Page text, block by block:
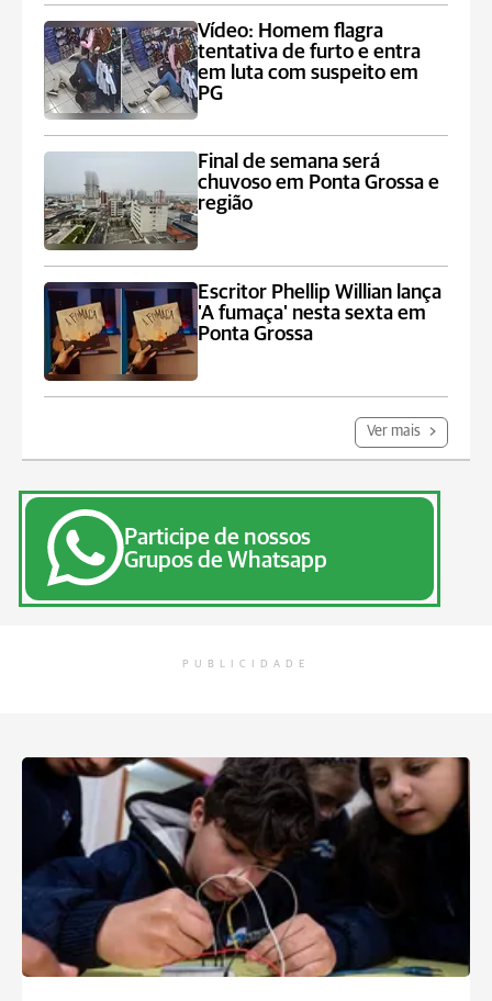
Vídeo: Homem flagra
tentativa de furto e entra
em luta com suspeito em
PG
Final de semana será
chuvoso em Ponta Grossa e
região
Escritor Phellip Willian lança
'A fumaça' nesta sexta em
Ponta Grossa
Ver mais
Participe de nossos
Grupos de Whatsapp
PUBLICIDADE